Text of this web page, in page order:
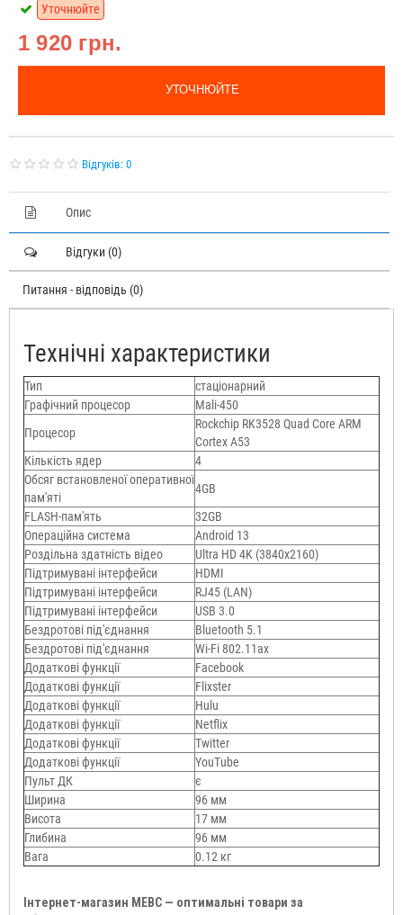
1 920 грн.
Уточнюйте
УТОЧНЮЙТЕ
Відгуків: 0
Опис
Відгуки (0)
Питання - відповідь (0)
Технічні характеристики
Тип
стаціонарний
Графічний процесор
Mali-450
Процесор
Rockchip RK3528 Quad Core ARM
Cortex A53
Кількість ядер
4
Обсяг встановленої оперативної
пам'яті
4GB
FLASH-пам'ять
32GB
Операційна система
Android 13
Роздільна здатність відео
Ultra HD 4K (3840x2160)
Підтримувані інтерфейси
HDMI
Підтримувані інтерфейси
RJ45 (LAN)
Підтримувані інтерфейси
USB 3.0
Бездротові під'єднання
Bluetooth 5.1
Бездротові під'єднання
Wi-Fi 802.11ax
Додаткові функції
Facebook
Додаткові функції
Flixster
Додаткові функції
Hulu
Додаткові функції
Netflix
Додаткові функції
Twitter
Додаткові функції
YouTube
Пульт ДК
є
Ширина
96 мм
Висота
17 мм
Глибина
96 мм
Вага
0.12 кг
Інтернет-магазин МЕВС — оптимальні товари за